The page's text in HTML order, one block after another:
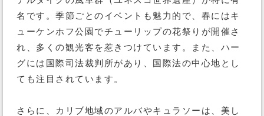
名です。季節ごとのイベントも魅力的で、春にはキ
ューケンホフ公園でチューリップの花祭りが開催さ
れ、多くの観光客を惹きつけています。また、ハー
グには国際司法裁判所があり、国際法の中心地とし
ても注目されています。
さらに、カリブ地域のアルバやキュラソーは、美し